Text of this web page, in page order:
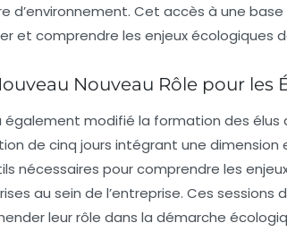
d’environnement. Cet accès à une
et comprendre les enjeux écologiques
Nouveau Rôle pour les
également modifié la formation des élus
de cinq jours intégrant une dimension
nécessaires pour comprendre les
au sein de l’entreprise. Ces
leur rôle dans la démarche